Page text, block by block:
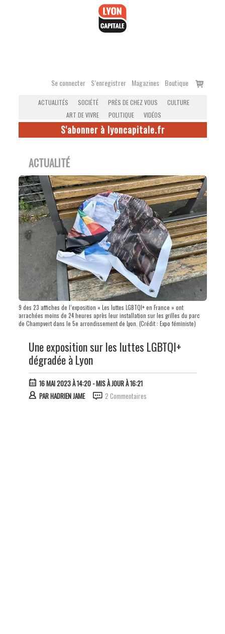
Se connecter S’enregistrer Magazines Boutique
Voir
ACTUALITÉS SOCIÉTÉ PRÈS DE CHEZ VOUS
CULTURE
ART DE VIVRE
POLITIQUE VIDÉOS
S'abonner à lyoncapitale.fr
ACTUALITÉ
9 des 23 affiches de l’exposition « Les luttes LGBTQI+ en France » ont
arrachées moins de 24 heures après leur installation sur les grilles du parc
de Champvert dans le 5e arrondissement de Lyon. (Crédit : Expo féministe)
Une exposition sur les luttes LGBTQI+
dégradée à Lyon
16 MAI 2023 À 14:20- MIS À JOUR À 16:21
PARHADRIEN JAME 2 Commentaires